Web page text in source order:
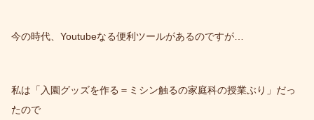
今の時代、Youtubeなる便利ツールがあるのですが…
私は「入園グッズを作る＝ミシン触るの家庭科の授業ぶり」だっ
たので